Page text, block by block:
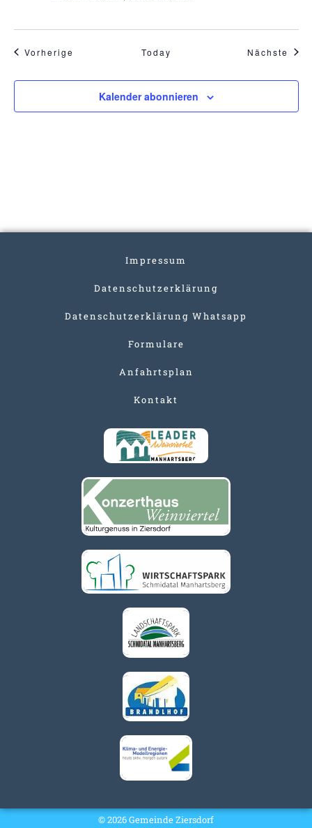
Vorherige VeranstaltungenToday Nächste
Kalender abonnieren
Impressum
Datenschutzerklärung
Datenschutzerklärung Whatsapp
Formulare
Anfahrtsplan
Kontakt
© 2026 Gemeinde Ziersdorf